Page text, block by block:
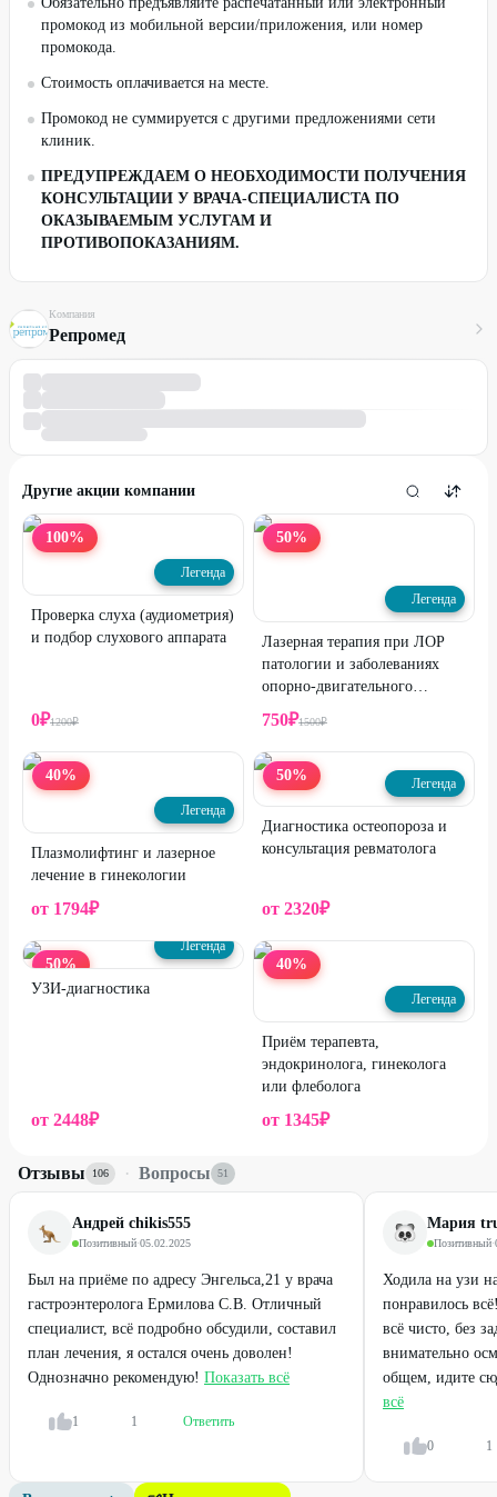
промокод из мобильной версии/приложения, или номер
промокода.
Стоимость оплачивается на месте.
Промокод не суммируется с другими предложениями сети
клиник.
ПРЕДУПРЕЖДАЕМ О НЕОБХОДИМОСТИ ПОЛУЧЕНИЯ
КОНСУЛЬТАЦИИ У ВРАЧА-СПЕЦИАЛИСТА ПО
ОКАЗЫВАЕМЫМ УСЛУГАМ И
ПРОТИВОПОКАЗАНИЯМ.
Компания
Репромед
Другие акции компании
100%
Легенда
Проверка слуха (аудиометрия)
и подбор слухового аппарата
0₽1200₽
50%
Легенда
Лазерная терапия при ЛОР
патологии и заболеваниях
опорно-двигательного
аппарата
750₽1500₽
40%
Легенда
Плазмолифтинг и лазерное
лечение в гинекологии
от 1794₽
50% Легенда
Диагностика остеопороза и
консультация ревматолога
от 2320₽
50%
Легенда
УЗИ-диагностика
от 2448₽
40%
Легенда
Приём терапевта,
эндокринолога, гинеколога
или флеболога
от 1345₽
Отзывы 106 · Вопросы 51
Андрей chikis555
Позитивный·05.02.2025
Был на приёме по адресу Энгельса,21 у врача
гастроэнтеролога Ермилова С.В. Отличный
специалист, всё подробно обсудили, составил
план лечения, я остался очень доволен!
Однозначно рекомендую! Показать всё
1 1 Ответить
Мария
Позитивный·
Ходила на узи
понравилось
всё чисто, без
внимательно
общем, идите
всё
0 1